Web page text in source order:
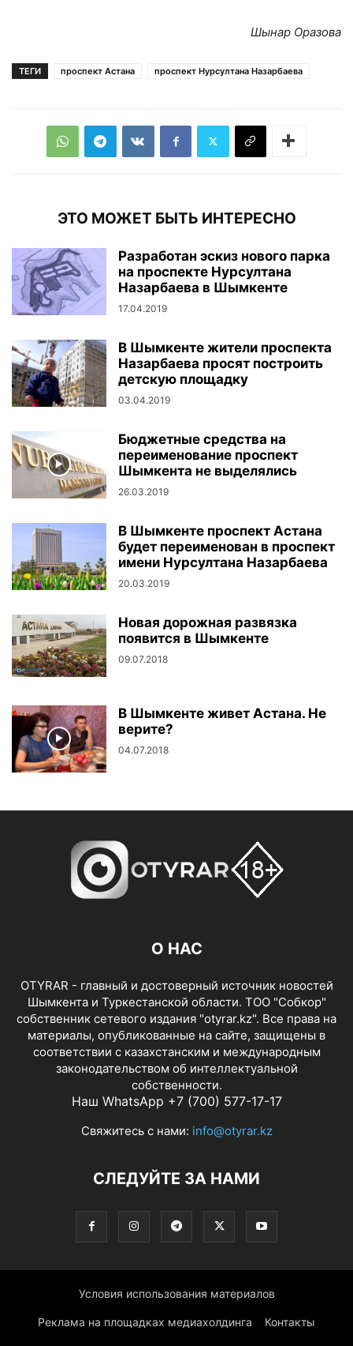
Шынар Оразова
ТЕГИ проспект Астана проспект Нурсултана Назарбаева
ЭТО МОЖЕТ БЫТЬ ИНТЕРЕСНО
Разработан эскиз нового парка
на проспекте Нурсултана
Назарбаева в Шымкенте
17.04.2019
В Шымкенте жители проспекта
Назарбаева просят построить
детскую площадку
03.04.2019
Бюджетные средства на
переименование проспект
Шымкента не выделялись
26.03.2019
В Шымкенте проспект Астана
будет переименован в проспект
имени Нурсултана Назарбаева
20.03.2019
Новая дорожная развязка
появится в Шымкенте
09.07.2018
В Шымкенте живет Астана. Не
верите?
04.07.2018
О НАС
OTYRAR - главный и достоверный источник новостей
Шымкента и Туркестанской области. ТОО "Собкор"
собственник сетевого издания "otyrar.kz". Все права на
материалы, опубликованные на сайте, защищены в
соответствии с казахстанским и международным
законодательством об интеллектуальной
собственности.
Наш WhatsApp +7 (700) 577-17-17
Свяжитесь с нами: info@otyrar.kz
СЛЕДУЙТЕ ЗА НАМИ
Условия использования материалов
Реклама на площадках медиахолдинга Контакты